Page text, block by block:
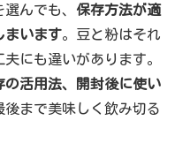
んでも、 保存方法が適
まいます。豆と粉はそれ
にも違いがあります。
の活用法、開封後に使い
後まで美味しく飲み切る